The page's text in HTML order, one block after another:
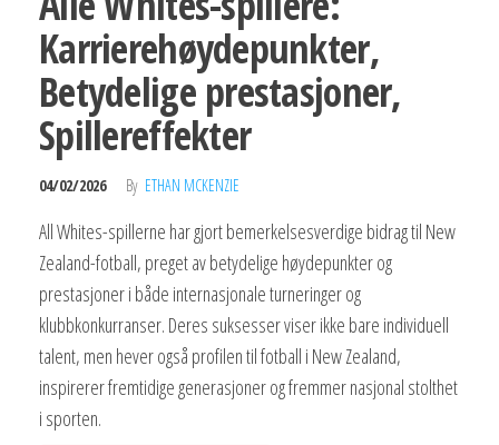
Karrierehøydepunkter,
Betydelige prestasjoner,
Spillereffekter
04/02/2026 By ETHAN MCKENZIE
All Whites-spillerne har gjort bemerkelsesverdige bidrag til New
Zealand-fotball, preget av betydelige høydepunkter og
prestasjoner i både internasjonale turneringer og
klubbkonkurranser. Deres suksesser viser ikke bare individuell
talent, men hever også profilen til fotball i New Zealand,
inspirerer fremtidige generasjoner og fremmer nasjonal stolthet
i sporten.